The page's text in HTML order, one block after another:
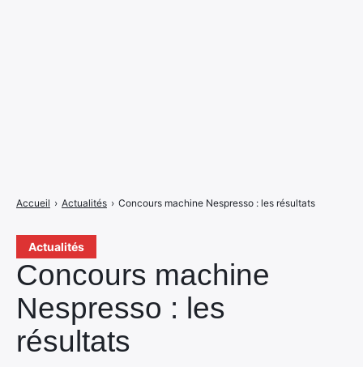
Actualités
Concours machine
Nespresso : les
résultats
Accueil › Actualités › Concours machine Nespresso : les résultats